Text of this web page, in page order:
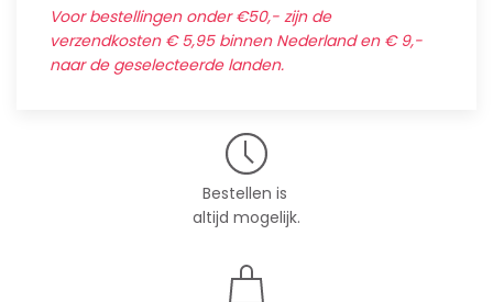
Voor bestellingen onder €50,- zijn de
verzendkosten € 5,95 binnen Nederland en € 9,-
naar de geselecteerde landen.
Bestellen is
altijd mogelijk.